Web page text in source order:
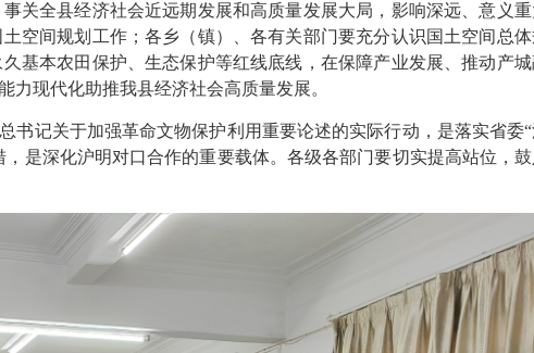
全县经济社会近远期发展和高质量发展大局，影响深远、意义
空间规划工作；各乡（镇）、各有关部门要充分认识国土空间总体
基本农田保护、生态保护等红线底线，在保障产业发展、推动产
现代化助推我县经济社会高质量发展。
记关于加强革命文物保护利用重要论述的实际行动，是落实省委
是深化沪明对口合作的重要载体。各级各部门要切实提高站位，